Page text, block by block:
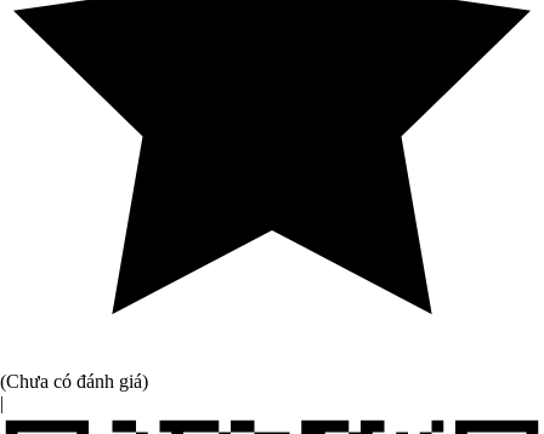
(Chưa có đánh giá)
|